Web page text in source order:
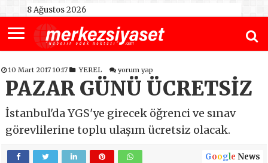
8 Ağustos 2026
10 Mart 2017 10:17 YEREL yorum yap
PAZAR GÜNÜ ÜCRETSİZ
İstanbul'da YGS'ye girecek öğrenci ve sınav
görevlilerine toplu ulaşım ücretsiz olacak.
Google News